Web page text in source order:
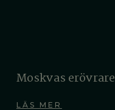
Moskvas erövrare
LÄS MER